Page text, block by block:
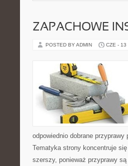
ZAPACHOWE
POSTED BY ADMIN CZE - 13
odpowiednio dobrane
Tematyka strony koncentruje
szerszy, ponieważ przyprawy